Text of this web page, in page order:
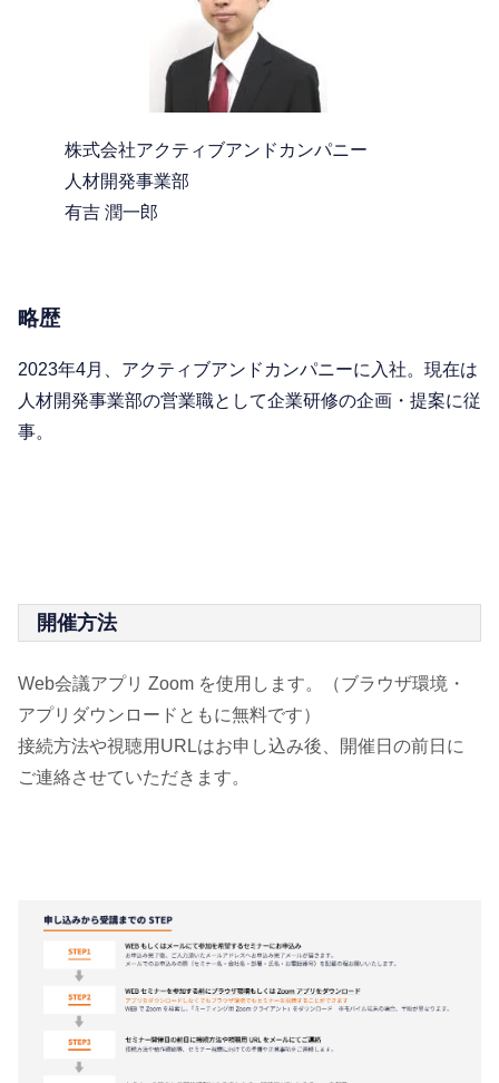
株式会社アクティブアンドカンパニー
人材開発事業部
有吉 潤一郎
略歴
2023年4月、アクティブアンドカンパニーに入社。現在は
人材開発事業部の営業職として企業研修の企画・提案に従
事。
開催方法
Web会議アプリ Zoom を使用します。（ブラウザ環境・
アプリダウンロードともに無料です）
接続方法や視聴用URLはお申し込み後、開催日の前日に
ご連絡させていただきます。